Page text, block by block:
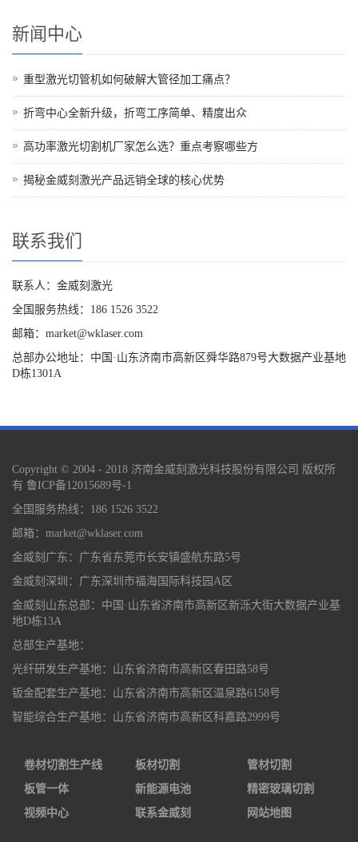
新闻中心
重型激光切管机如何破解大管径加工痛点？
折弯中心全新升级，折弯工序简单、精度出众
高功率激光切割机厂家怎么选？重点考察哪些方
揭秘金威刻激光产品远销全球的核心优势
联系我们
联系人：金威刻激光
全国服务热线：186 1526 3522
邮箱：market@wklaser.com
总部办公地址：中国·山东济南市高新区舜华路879号大数据产业基地
D栋1301A
Copyright © 2004 - 2018 济南金威刻激光科技股份有限公司 版权所
有 鲁ICP备12015689号-1
全国服务热线：186 1526 3522
邮箱：market@wklaser.com
金威刻广东：广东省东莞市长安镇盛航东路5号
金威刻深圳：广东深圳市福海国际科技园A区
金威刻山东总部：中国·山东省济南市高新区新泺大街大数据产业基
地D栋13A
总部生产基地：
光纤研发生产基地：山东省济南市高新区春田路58号
钣金配套生产基地：山东省济南市高新区温泉路6158号
智能综合生产基地：山东省济南市高新区科嘉路2999号
卷材切割生产线 板材切割
管材切割
板管一体
新能源电池
精密玻璃切割
视频中心
联系金威刻 网站地图